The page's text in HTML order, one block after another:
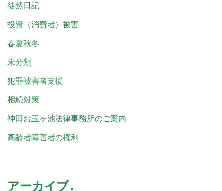
徒然日記
投資（消費者）被害
春夏秋冬
未分類
犯罪被害者支援
相続対策
神田お玉ヶ池法律事務所のご案内
高齢者障害者の権利
アーカイブ